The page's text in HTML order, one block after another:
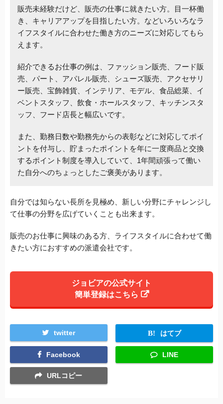
販売未経験だけど、販売の仕事に就きたい方。目一杯働
き、キャリアアップを目指したい方。などいろいろなラ
イフスタイルに合わせた働き方のニーズに対応してもら
えます。
紹介できるお仕事の例は、ファッション販売、フード販
売、パート、アパレル販売、シューズ販売、アクセサリ
ー販売、宝飾雑貨、インテリア、モデル、食品総菜、イ
ベントスタッフ、飲食・ホールスタッフ、キッチンスタ
ッフ、フード店長と幅広いです。
また、勤務日数や勤務先からの表彰などに対応してポイ
ントを付与し、貯まったポイントを年に一度商品と交換
するポイント制度を導入していて、1年間頑張って働い
た自分へのちょっとしたご褒美があります。
自分では知らない長所を見極め、新しい分野にチャレンジし
て仕事の分野を広げていくことも出来ます。
販売のお仕事に興味のある方、ライフスタイルに合わせて働
きたい方におすすめの派遣会社です。
ジョビアの公式サイト
簡単登録はこちら
twitter はてブ
Facebook LINE
URLコピー